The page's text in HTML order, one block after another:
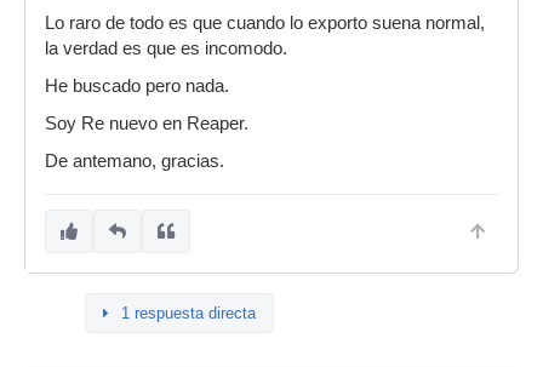
Lo raro de todo es que cuando lo exporto suena normal,
la verdad es que es incomodo.
He buscado pero nada.
Soy Re nuevo en Reaper.
De antemano, gracias.
1 respuesta directa